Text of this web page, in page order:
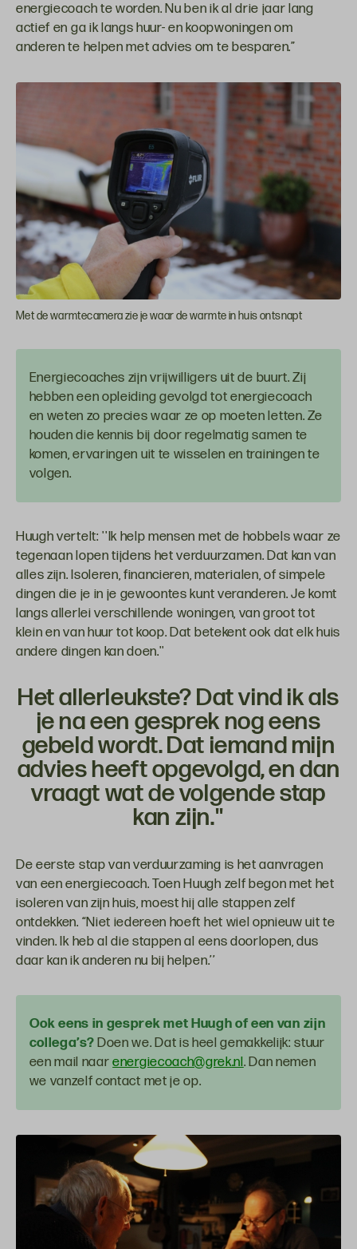
energiecoach te worden. Nu ben ik al drie jaar lang
actief en ga ik langs huur- en koopwoningen om
anderen te helpen met advies om te besparen.”
Met de warmtecamera zie je waar de warmte in huis ontsnapt
Energiecoaches zijn vrijwilligers uit de buurt. Zij
hebben een opleiding gevolgd tot energiecoach
en weten zo precies waar ze op moeten letten. Ze
houden die kennis bij door regelmatig samen te
komen, ervaringen uit te wisselen en trainingen te
volgen.
Huugh vertelt: ''Ik help mensen met de hobbels waar ze
tegenaan lopen tijdens het verduurzamen. Dat kan van
alles zijn. Isoleren, financieren, materialen, of simpele
dingen die je in je gewoontes kunt veranderen. Je komt
langs allerlei verschillende woningen, van groot tot
klein en van huur tot koop. Dat betekent ook dat elk huis
andere dingen kan doen.''
Het allerleukste? Dat vind ik als
je na een gesprek nog eens
gebeld wordt. Dat iemand mijn
advies heeft opgevolgd, en dan
vraagt wat de volgende stap
kan zijn.''
De eerste stap van verduurzaming is het aanvragen
van een energiecoach. Toen Huugh zelf begon met het
isoleren van zijn huis, moest hij alle stappen zelf
ontdekken. “Niet iedereen hoeft het wiel opnieuw uit te
vinden. Ik heb al die stappen al eens doorlopen, dus
daar kan ik anderen nu bij helpen.’’
Ook eens in gesprek met Huugh of een van zijn
collega’s? Doen we. Dat is heel gemakkelijk: stuur
een mail naarenergiecoach@grek.nl. Dan nemen
we vanzelf contact met je op.